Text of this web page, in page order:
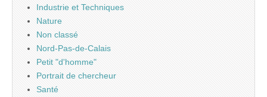
Industrie et Techniques
Nature
Non classé
Nord-Pas-de-Calais
Petit "d'homme"
Portrait de chercheur
Santé